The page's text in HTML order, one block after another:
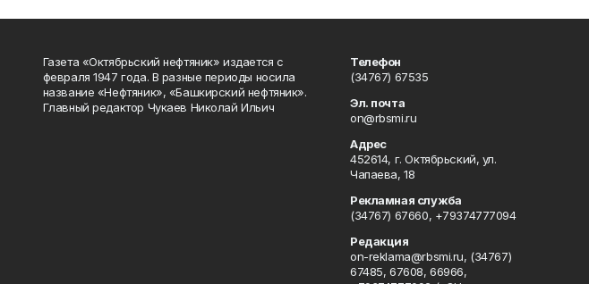
Газета «Октябрьский нефтяник» издается с
февраля 1947 года. В разные периоды носила
название «Нефтяник», «Башкирский нефтяник».
Главный редактор Чукаев Николай Ильич
Телефон
(34767) 67535
Эл. почта
on@rbsmi.ru
Адрес
452614, г. Октябрьский, ул.
Чапаева, 18
Рекламная служба
(34767) 67660, +79374777094
Редакция
on-reklama@rbsmi.ru, (34767)
67485, 67608, 66966,